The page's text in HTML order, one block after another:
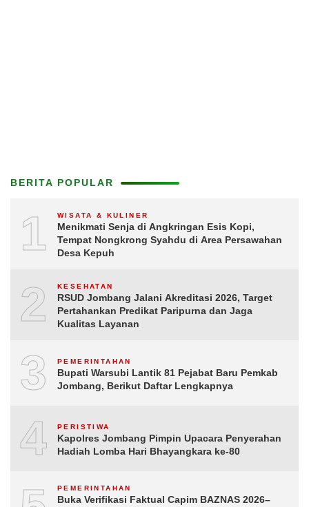
BERITA POPULAR
1 WISATA & KULINER
Menikmati Senja di Angkringan Esis Kopi,
Tempat Nongkrong Syahdu di Area Persawahan
Desa Kepuh
2 KESEHATAN
RSUD Jombang Jalani Akreditasi 2026, Target
Pertahankan Predikat Paripurna dan Jaga
Kualitas Layanan
3 PEMERINTAHAN
Bupati Warsubi Lantik 81 Pejabat Baru Pemkab
Jombang, Berikut Daftar Lengkapnya
4 PERISTIWA
Kapolres Jombang Pimpin Upacara Penyerahan
Hadiah Lomba Hari Bhayangkara ke-80
PEMERINTAHAN
Buka Verifikasi Faktual Capim BAZNAS 2026–